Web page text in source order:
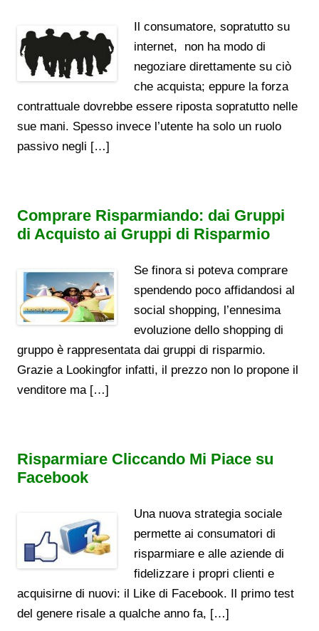
Il consumatore, sopratutto su
internet, non ha modo di
negoziare direttamente su ciò
che acquista; eppure la forza
contrattuale dovrebbe essere riposta sopratutto nelle
sue mani. Spesso invece l’utente ha solo un ruolo
passivo negli […]
Comprare Risparmiando: dai Gruppi
di Acquisto ai Gruppi di Risparmio
Se finora si poteva comprare
spendendo poco affidandosi al
social shopping, l’ennesima
evoluzione dello shopping di
gruppo è rappresentata dai gruppi di risparmio.
Grazie a Lookingfor infatti, il prezzo non lo propone il
venditore ma […]
Risparmiare Cliccando Mi Piace su
Facebook
Una nuova strategia sociale
permette ai consumatori di
risparmiare e alle aziende di
fidelizzare i propri clienti e
acquisirne di nuovi: il Like di Facebook. Il primo test
del genere risale a qualche anno fa, […]